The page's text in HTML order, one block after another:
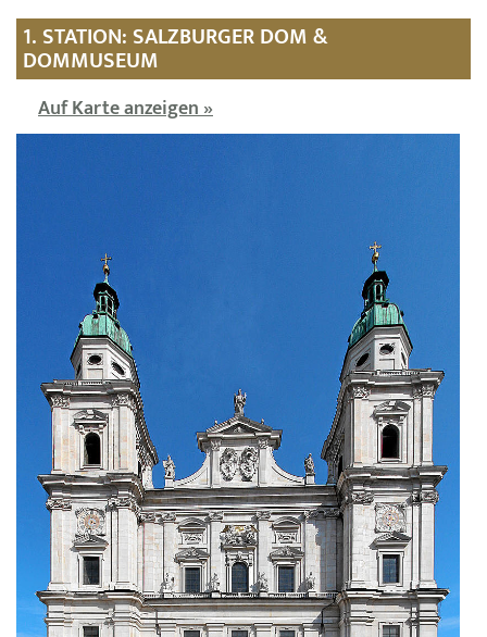
1. STATION: SALZBURGER DOM &
DOMMUSEUM
Auf Karte anzeigen »